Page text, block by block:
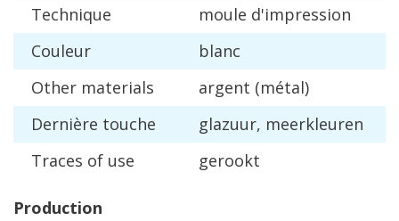
Technique
moule d'impression
Couleur
blanc
Other materials argent (métal)
Dernière touche glazuur, meerkleuren
Traces of use gerookt
Production